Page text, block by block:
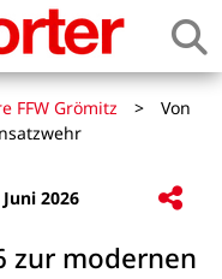
FFW Grömitz >
Von
2026
zur modernen